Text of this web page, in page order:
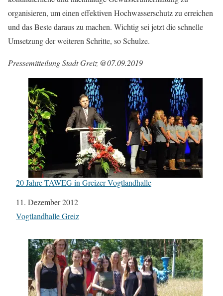
organisieren, um einen effektiven Hochwasserschutz zu erreichen
und das Beste daraus zu machen. Wichtig sei jetzt die schnelle
Umsetzung der weiteren Schritte, so Schulze.
Pressemitteilung Stadt Greiz @07.09.2019
20 Jahre TAWEG in Greizer Vogtlandhalle
Datum
11. Dezember 2012
In Bezug auf
Vogtlandhalle Greiz